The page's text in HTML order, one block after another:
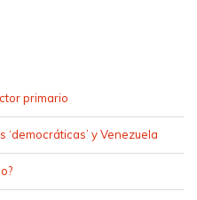
primario
‘democráticas’ y Venezuela